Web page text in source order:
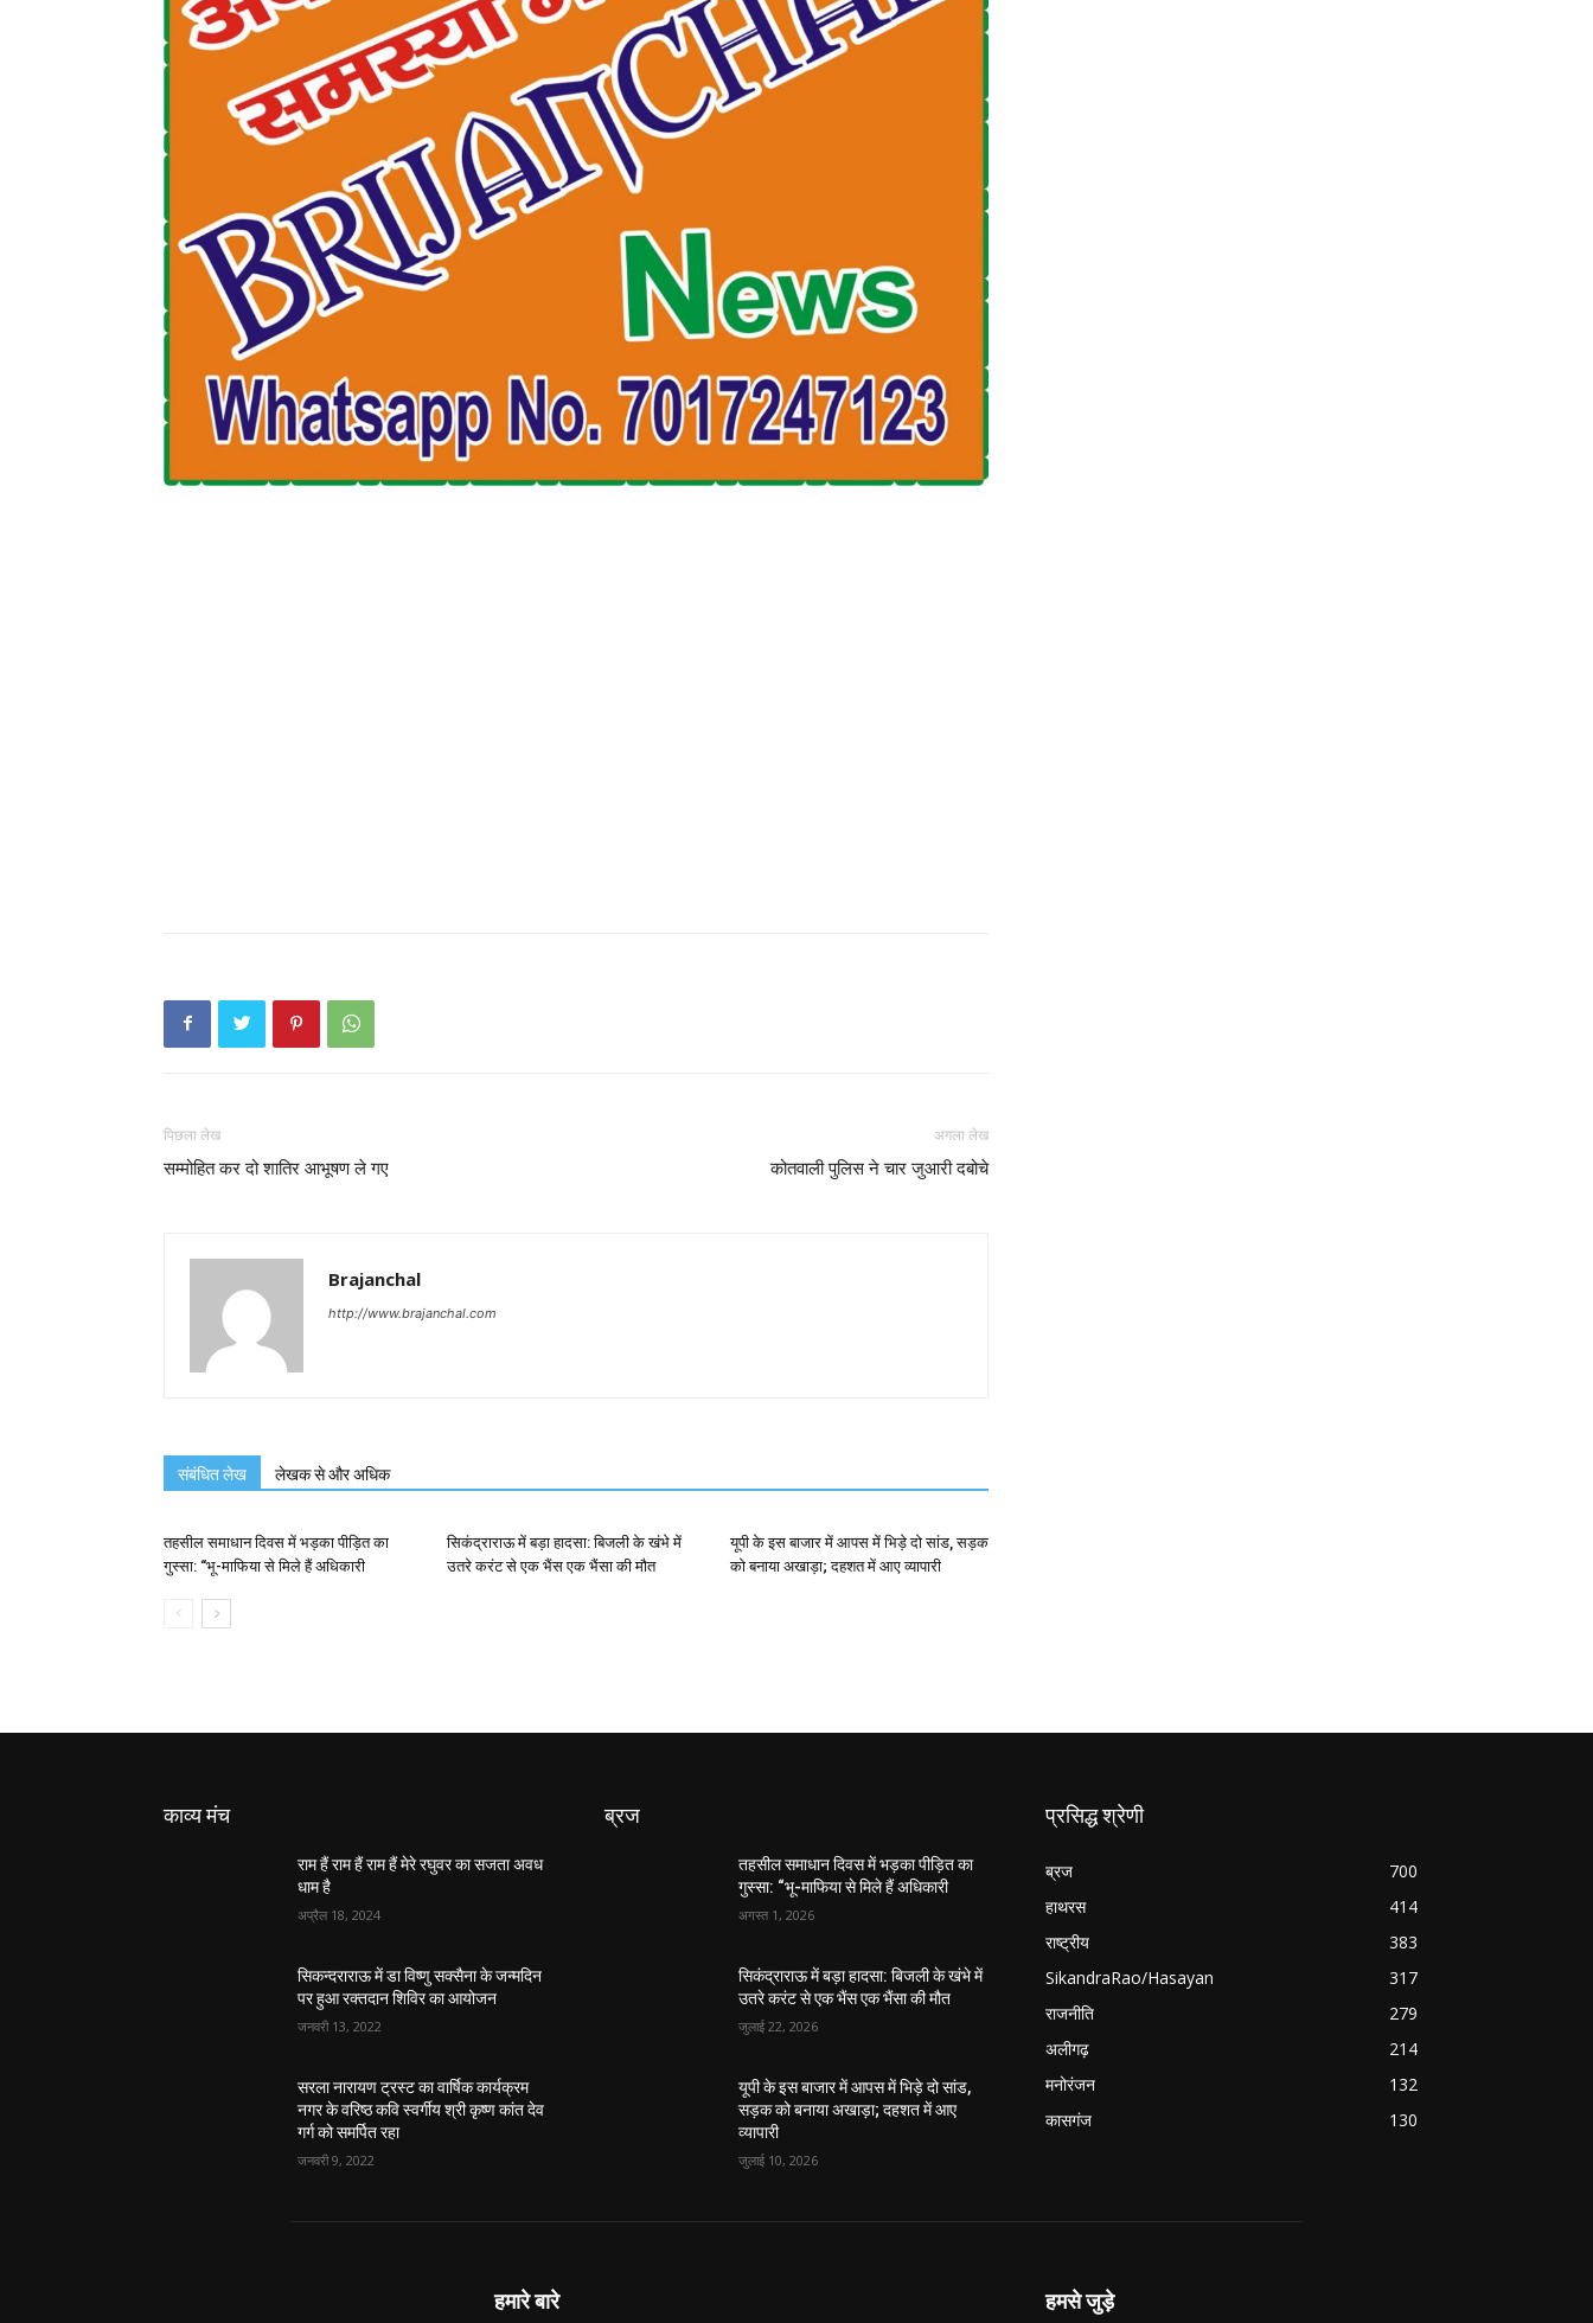
पिछला लेख
सम्मोहित कर दो शातिर आभूषण ले गए
अगला लेख
कोतवाली पुलिस ने चार जुआरी दबोचे
Brajanchal
http://www.brajanchal.com
संबंधित लेख लेखक से और अधिक
तहसील समाधान दिवस में भड़का पीड़ित का
गुस्सा: “भू-माफिया से मिले हैं अधिकारी
सिकंद्राराऊ में बड़ा हादसा: बिजली के खंभे में
उतरे करंट से एक भैंस एक भैंसा की मौत
यूपी के इस बाजार में आपस में भिड़े दो सांड, सड़क
को बनाया अखाड़ा; दहशत में आए व्यापारी
काव्य मंच
राम हैं राम हैं राम हैं मेरे रघुवर का सजता अवध
धाम है
अप्रैल 18, 2024
सिकन्दराराऊ में डा विष्णु सक्सैना के जन्मदिन
पर हुआ रक्तदान शिविर का आयोजन
जनवरी 13, 2022
सरला नारायण ट्रस्ट का वार्षिक कार्यक्रम
नगर के वरिष्ठ कवि स्वर्गीय श्री कृष्ण कांत देव
गर्ग को समर्पित रहा
जनवरी 9, 2022
ब्रज
तहसील समाधान दिवस में भड़का पीड़ित का
गुस्सा: “भू-माफिया से मिले हैं अधिकारी
अगस्त 1, 2026
सिकंद्राराऊ में बड़ा हादसा: बिजली के खंभे में
उतरे करंट से एक भैंस एक भैंसा की मौत
जुलाई 22, 2026
यूपी के इस बाजार में आपस में भिड़े दो सांड,
सड़क को बनाया अखाड़ा; दहशत में आए
व्यापारी
जुलाई 10, 2026
प्रसिद्ध श्रेणी
ब्रज
700
हाथरस
414
राष्ट्रीय
383
SikandraRao/Hasayan
317
राजनीति
279
अलीगढ़
214
मनोरंजन
132
कासगंज
130
हमारे बारे हमसे जुड़े